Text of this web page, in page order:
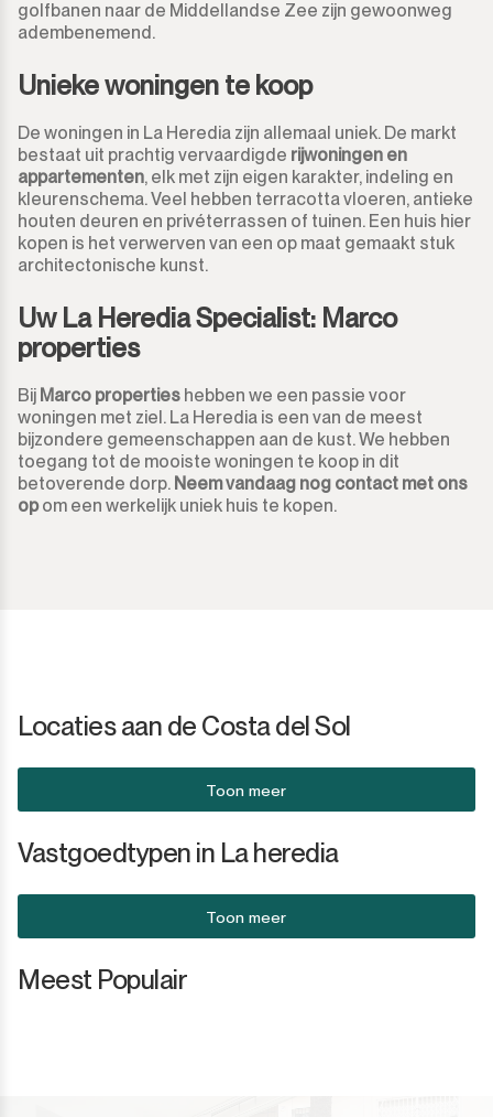
Marbella
Monda
Monte Halcones
Ojén
Pueblo Nuevo de Guadiaro
Punta Chullera
Ronda
San Diego
San Enrique
Selwo
Sotogrande
Sotogrande Costa
Bergruimte
Nachtclub
Magazijn
Garage
Zaak
Kiosk
Kappers
Aparthotel
Bedrijfsgebouwen
golfbanen naar de Middellandse Zee zijn gewoonweg
adembenemend.
Unieke woningen te koop
De woningen in La Heredia zijn allemaal uniek. De markt
bestaat uit prachtig vervaardigde rijwoningen en
appartementen, elk met zijn eigen karakter, indeling en
kleurenschema. Veel hebben terracotta vloeren, antieke
houten deuren en privéterrassen of tuinen. Een huis hier
kopen is het verwerven van een op maat gemaakt stuk
architectonische kunst.
Uw La Heredia Specialist: Marco
properties
Bij Marco properties hebben we een passie voor
woningen met ziel. La Heredia is een van de meest
bijzondere gemeenschappen aan de kust. We hebben
toegang tot de mooiste woningen te koop in dit
betoverende dorp. Neem vandaag nog contact met ons
opom een werkelijk uniek huis te kopen.
Locaties aan de Costa del Sol
Toon meer
Vastgoedtypen in La heredia
Toon meer
Meest Populair